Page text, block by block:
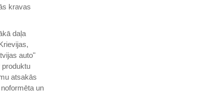
kravas
daļa
auto"
atsakās
un